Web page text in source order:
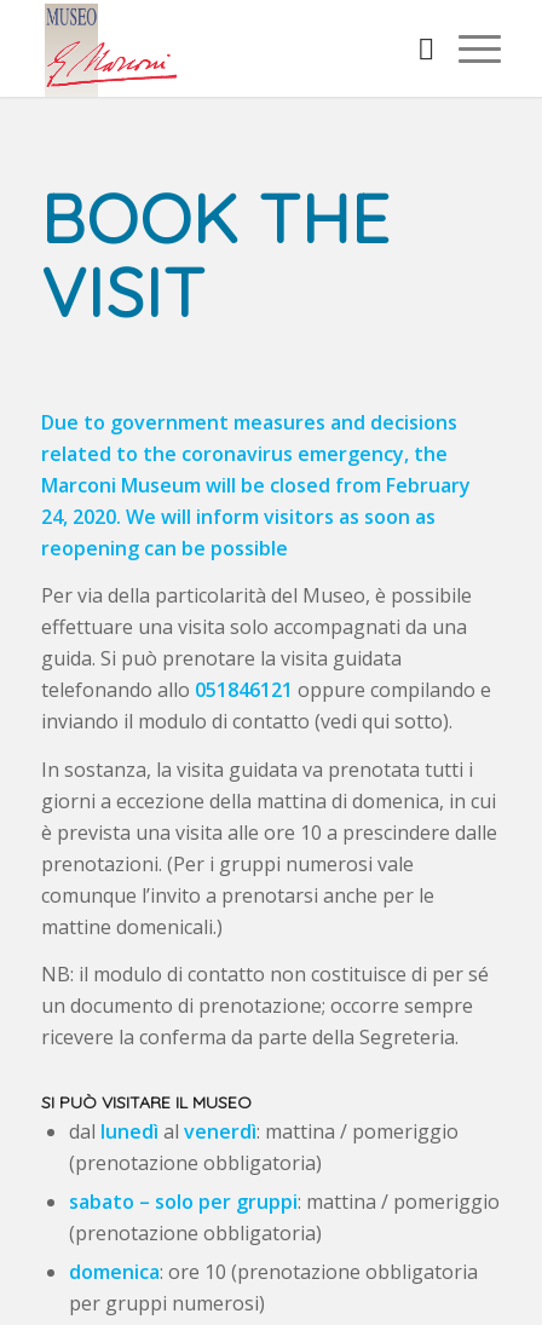
BOOK THE
VISIT
Due to government measures and decisions
related to the coronavirus emergency, the
Marconi Museum will be closed from February
24, 2020. We will inform visitors as soon as
reopening can be possible
Per via della particolarità del Museo, è possibile
effettuare una visita solo accompagnati da una
guida. Si può prenotare la visita guidata
telefonando allo 051846121 oppure compilando e
inviando il modulo di contatto (vedi qui sotto).
In sostanza, la visita guidata va prenotata tutti i
giorni a eccezione della mattina di domenica, in cui
è prevista una visita alle ore 10 a prescindere dalle
prenotazioni. (Per i gruppi numerosi vale
comunque l’invito a prenotarsi anche per le
mattine domenicali.)
NB: il modulo di contatto non costituisce di per sé
un documento di prenotazione; occorre sempre
ricevere la conferma da parte della Segreteria.
SI PUÒ VISITARE IL MUSEO
dal lunedì al venerdì: mattina / pomeriggio
(prenotazione obbligatoria)
sabato – solo per gruppi: mattina / pomeriggio
(prenotazione obbligatoria)
domenica: ore 10 (prenotazione obbligatoria
per gruppi numerosi)